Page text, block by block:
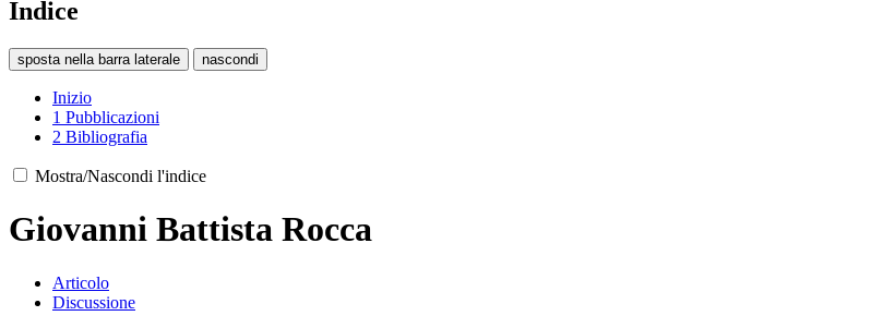
Indice
sposta nella barra laterale nascondi
Inizio
1 Pubblicazioni
2 Bibliografia
Mostra/Nascondi l'indice
Giovanni Battista Rocca
Articolo
Discussione